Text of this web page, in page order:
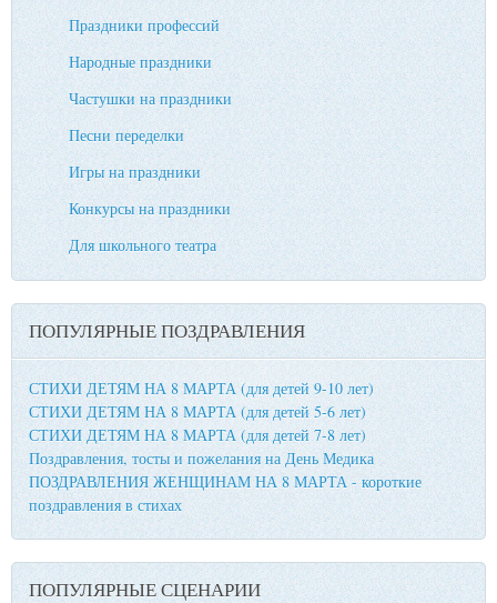
Праздники профессий
Народные праздники
Частушки на праздники
Песни переделки
Игры на праздники
Конкурсы на праздники
Для школьного театра
ПОПУЛЯРНЫЕ ПОЗДРАВЛЕНИЯ
СТИХИ ДЕТЯМ НА 8 МАРТА (для детей 9-10 лет)
СТИХИ ДЕТЯМ НА 8 МАРТА (для детей 5-6 лет)
СТИХИ ДЕТЯМ НА 8 МАРТА (для детей 7-8 лет)
Поздравления, тосты и пожелания на День Медика
ПОЗДРАВЛЕНИЯ ЖЕНЩИНАМ НА 8 МАРТА - короткие
поздравления в стихах
ПОПУЛЯРНЫЕ СЦЕНАРИИ